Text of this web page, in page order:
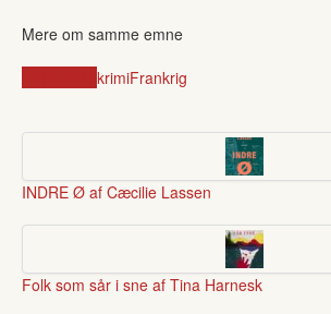
Mere om samme emne
krimiFrankrig
INDRE Ø af Cæcilie Lassen
Folk som sår i sne af Tina Harnesk